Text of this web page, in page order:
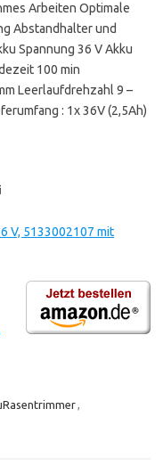
Arbeiten Optimale
Abstandhalter und
Spannung 36 V Akku
100 min
Leerlaufdrehzahl 9 –
: 1x 36V (2,5Ah)
V, 5133002107 mit
,